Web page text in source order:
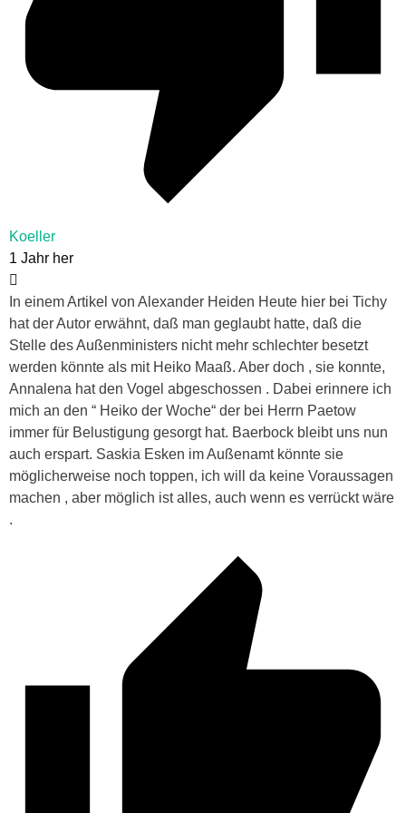
Koeller
1 Jahr her
In einem Artikel von Alexander Heiden Heute hier bei Tichy
hat der Autor erwähnt, daß man geglaubt hatte, daß die
Stelle des Außenministers nicht mehr schlechter besetzt
werden könnte als mit Heiko Maaß. Aber doch , sie konnte,
Annalena hat den Vogel abgeschossen . Dabei erinnere ich
mich an den “ Heiko der Woche“ der bei Herrn Paetow
immer für Belustigung gesorgt hat. Baerbock bleibt uns nun
auch erspart. Saskia Esken im Außenamt könnte sie
möglicherweise noch toppen, ich will da keine Voraussagen
machen , aber möglich ist alles, auch wenn es verrückt wäre
.